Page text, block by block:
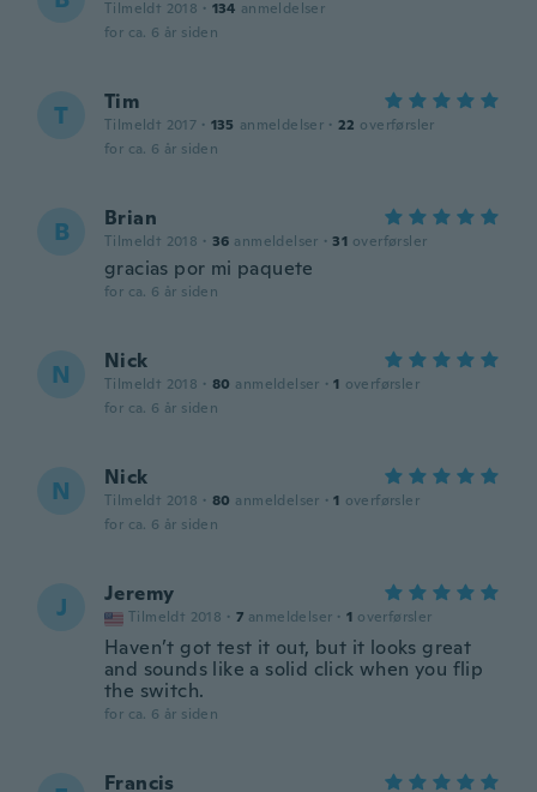
Tilmeldt 2018 · 134 anmeldelser
for ca. 6 år siden
T Tim
Tilmeldt 2017 · 135 anmeldelser · 22 overførsler
for ca. 6 år siden
B Brian
Tilmeldt 2018 · 36 anmeldelser · 31 overførsler
gracias por mi paquete
for ca. 6 år siden
N Nick
Tilmeldt 2018 · 80 anmeldelser · 1 overførsler
for ca. 6 år siden
N Nick
Tilmeldt 2018 · 80 anmeldelser · 1 overførsler
for ca. 6 år siden
J Jeremy
Tilmeldt 2018 · 7 anmeldelser · 1 overførsler
Haven’t got test it out, but it looks great
and sounds like a solid click when you flip
the switch.
for ca. 6 år siden
Francis